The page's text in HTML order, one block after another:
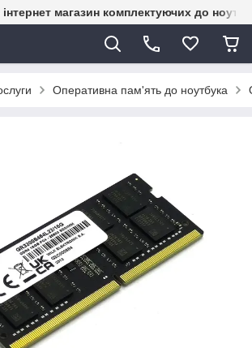
магазин комплектуючих до
Оперативна пам'ять до ноутбука